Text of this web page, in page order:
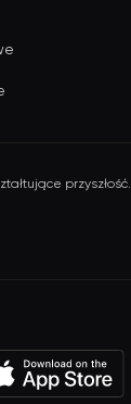
przyszłość.